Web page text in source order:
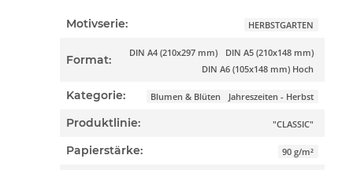
Motivserie: HERBSTGARTEN
Format: DIN A4 (210x297 mm)
DIN A5 (210x148 mm)
DIN A6 (105x148 mm) Hoch
Kategorie: Blumen & Blüten Jahreszeiten - Herbst
Produktlinie: "CLASSIC"
Papierstärke: 90 g/m²